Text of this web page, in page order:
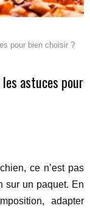
pour bien choisir ?
astuces pour
ce n’est pas
sur un paquet. En
adapter